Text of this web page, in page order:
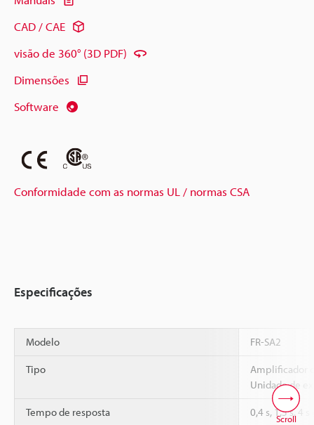
CAD / CAE
visão de 360° (3D PDF)
Dimensões
Software
Conformidade com as normas UL / normas CSA
Especificações
Modelo FR-SA2
Tipo
Amplificador
Unidade de
Tempo de resposta 0,4 s, 1,5 s, 4
Scroll